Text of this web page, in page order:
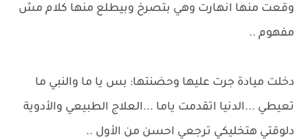
وقعت منها انهارت وهي بتصرخ وبيطلع منها كلام مش
مفهوم ..
دخلت ميادة جرت عليها وحضنتها: بس يا ما والنبي ما
تعيطي ...الدنيا اتقدمت ياما ...العلاج الطبيعي والأدوية
دلوقتي هتخليكي ترجعي احسن من الأول ..